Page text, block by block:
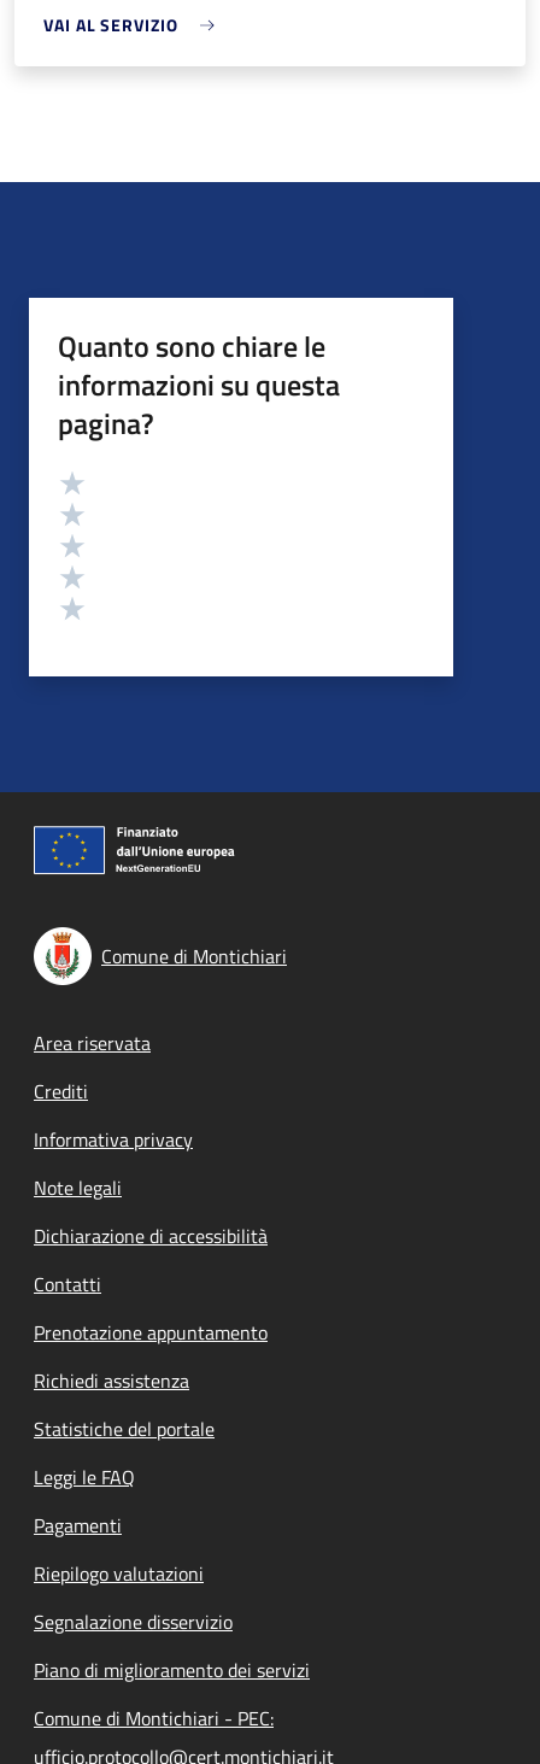
VAI AL SERVIZIO
Quanto sono chiare le
informazioni su questa
pagina?
Valutazione
Comune di Montichiari
Footer menu
Area riservata
Crediti
Informativa privacy
Note legali
Dichiarazione di accessibilità
Contatti
Prenotazione appuntamento
Richiedi assistenza
Statistiche del portale
Leggi le FAQ
Pagamenti
Riepilogo valutazioni
Segnalazione disservizio
Piano di miglioramento dei servizi
Comune di Montichiari - PEC:
ufficio.protocollo@cert.montichiari.it